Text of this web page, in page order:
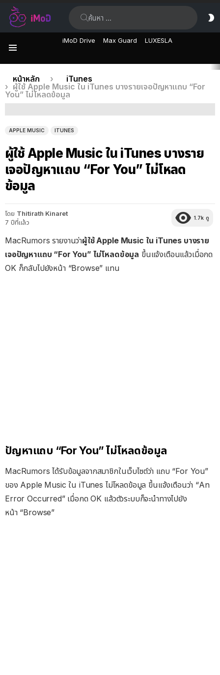
iMoD Drive Max Guard LUXESLA
เรื่อง
ล่าสุด
คุณอยู่ที่นี่:
หน้าหลัก
iTunes
ผู้ใช้ Apple Music ใน iTunes บางรายเจอปัญหาแถบ “For
You” ไม่โหลดข้อมูล
APPLE MUSIC ITUNES
ผู้ใช้ Apple Music ใน iTunes บางราย
เจอปัญหาแถบ “For You” ไม่โหลด
ข้อมูล
โดย Thitirath Kinaret
7 ปีที่แล้ว
1.7k ดู
MacRumors รายงานว่าผู้ใช้ Apple Music ใน iTunes บางราย
เจอปัญหาแถบ “For You” ไม่โหลดข้อมูล ขึ้นแจ้งเตือนแล้วเมื่อกด
OK ก็กลับไปยังหน้า “Browse” แทน
ปัญหาแถบ “For You” ไม่โหลดข้อมูล
MacRumors ได้รับข้อมูลจากสมาชิกในเว็บไซต์ว่า แถบ “For You”
ของ Apple Music ใน iTunes ไม่โหลดข้อมูล ขึ้นแจ้งเตือนว่า “An
Error Occurred” เมื่อกด OK แล้วตัวระบบก็จะนำทางไปยัง
หน้า “Browse”